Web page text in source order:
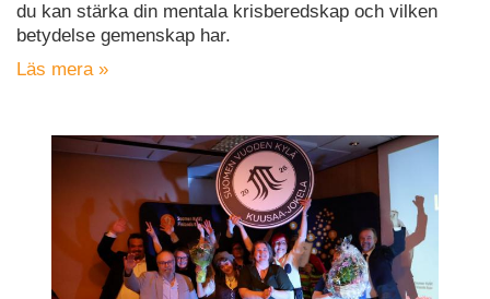
du kan stärka din mentala krisberedskap och vilken
betydelse gemenskap har.
Läs mera »